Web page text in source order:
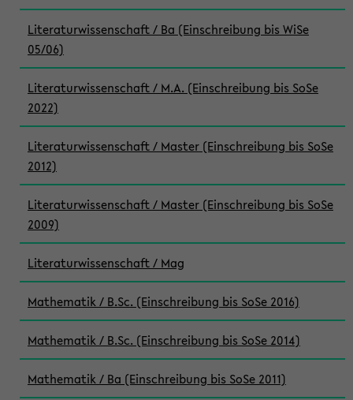
Literaturwissenschaft / Ba (Einschreibung bis WiSe
05/06)
Literaturwissenschaft / M.A. (Einschreibung bis SoSe
2022)
Literaturwissenschaft / Master (Einschreibung bis SoSe
2012)
Literaturwissenschaft / Master (Einschreibung bis SoSe
2009)
Literaturwissenschaft / Mag
Mathematik / B.Sc. (Einschreibung bis SoSe 2016)
Mathematik / B.Sc. (Einschreibung bis SoSe 2014)
Mathematik / Ba (Einschreibung bis SoSe 2011)